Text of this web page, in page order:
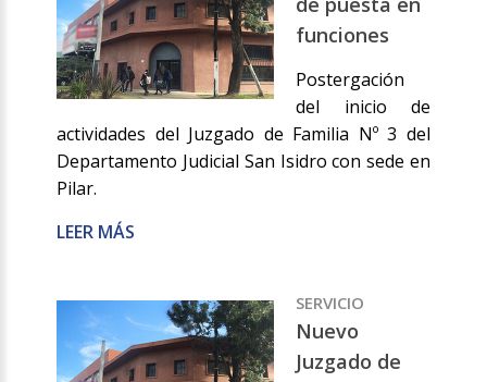
funciones
Postergación
del inicio de
actividades del Juzgado de Familia Nº 3 del
Departamento Judicial San Isidro con sede en
Pilar.
LEER MÁS
SERVICIO
Nuevo
Juzgado de